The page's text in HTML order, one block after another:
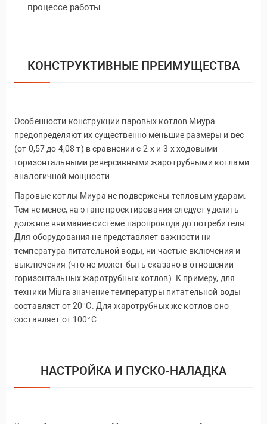
процессе работы.
КОНСТРУКТИВНЫЕ ПРЕИМУЩЕСТВА
Особенности конструкции паровых котлов Миура
предопределяют их существенно меньшие размеры и вес
(от 0,57 до 4,08 т) в сравнении с 2-х и 3-х ходовыми
горизонтальными реверсивными жаротрубными котлами
аналогичной мощности.
Паровые котлы Миура не подвержены тепловым ударам.
Тем не менее, на этапе проектирования следует уделить
должное внимание системе паропровода до потребителя.
Для оборудования не представляет важности ни
температура питательной воды, ни частые включения и
выключения (что не может быть сказано в отношении
горизонтальных жаротрубных котлов). К примеру, для
техники Miura значение температуры питательной воды
составляет от 20°С. Для жаротрубных же котлов оно
составляет от 100°С.
НАСТРОЙКА И ПУСКО-НАЛАДКА